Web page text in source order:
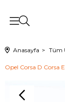
Anasayfa Tüm
Opel Corsa D Corsa